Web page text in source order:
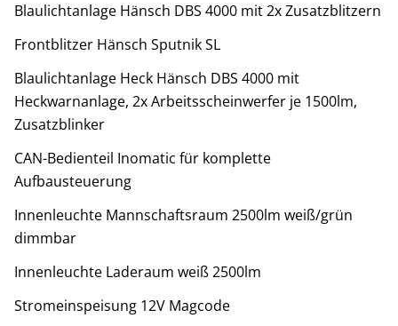
Blaulichtanlage Hänsch DBS 4000 mit 2x Zusatzblitzern
Frontblitzer Hänsch Sputnik SL
Blaulichtanlage Heck Hänsch DBS 4000 mit
Heckwarnanlage, 2x Arbeitsscheinwerfer je 1500lm,
Zusatzblinker
CAN-Bedienteil Inomatic für komplette
Aufbausteuerung
Innenleuchte Mannschaftsraum 2500lm weiß/grün
dimmbar
Innenleuchte Laderaum weiß 2500lm
Stromeinspeisung 12V Magcode